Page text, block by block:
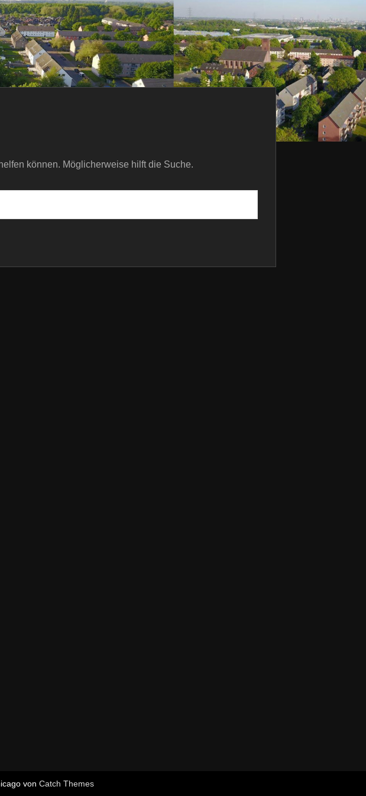
können. Möglicherweise hilft die Suche.
von Catch Themes